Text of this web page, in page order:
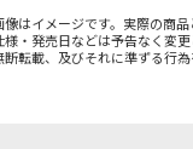
はイメージです。実際の商品
・発売日などは予告なく変更
転載、及びそれに準ずる行為